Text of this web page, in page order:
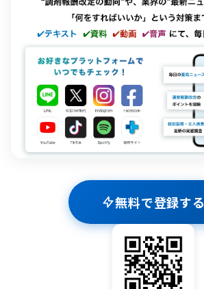
無料で登録する